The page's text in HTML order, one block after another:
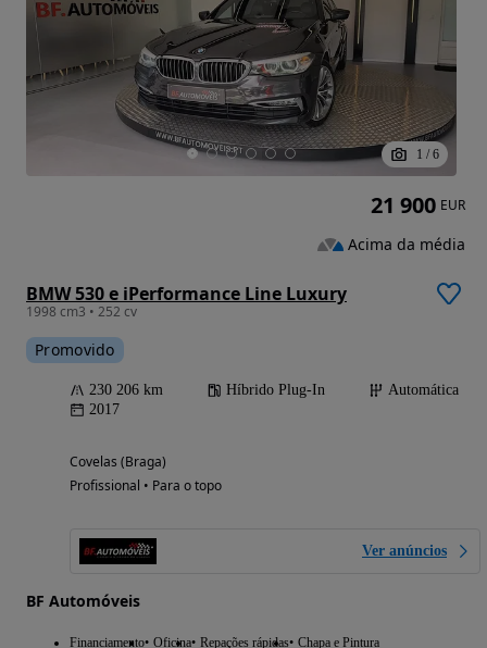
1 / 6
BMW 530 e iPerformance Line Luxury
1998 cm3 • 252 cv
Promovido
230 206 km Híbrido Plug-In
Automática
2017
Covelas (Braga)
Profissional • Para o topo
Ver anúncios
BF Automóveis
Financiamento Oficina Repações rápidas Chapa e Pintura
21 900 EUR
Acima da média